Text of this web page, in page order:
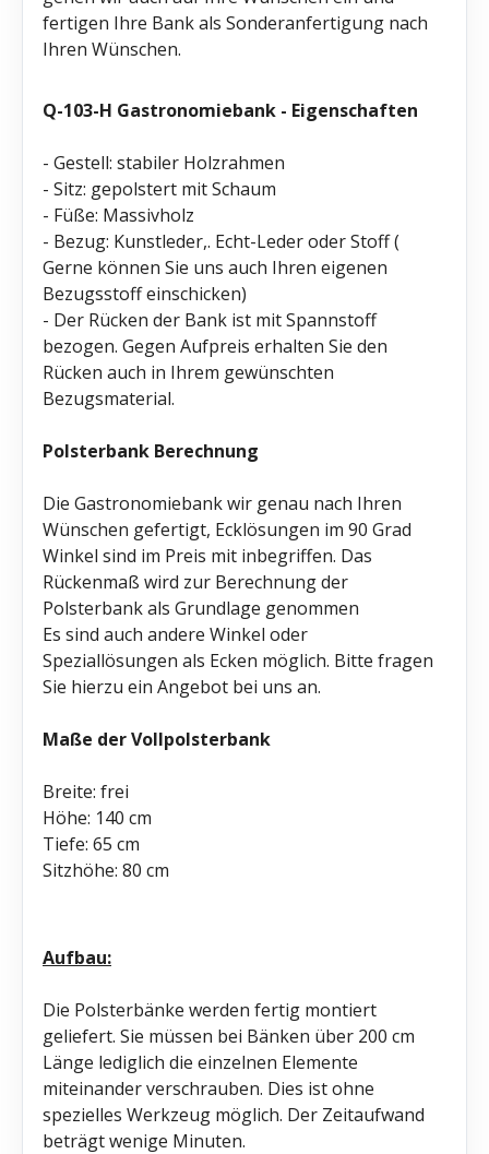
fertigen Ihre Bank als Sonderanfertigung nach
Ihren Wünschen.
Q-103-H Gastronomiebank - Eigenschaften
- Gestell: stabiler Holzrahmen
- Sitz: gepolstert mit Schaum
- Füße: Massivholz
- Bezug: Kunstleder,. Echt-Leder oder Stoff (
Gerne können Sie uns auch Ihren eigenen
Bezugsstoff einschicken)
- Der Rücken der Bank ist mit Spannstoff
bezogen. Gegen Aufpreis erhalten Sie den
Rücken auch in Ihrem gewünschten
Bezugsmaterial.
Polsterbank Berechnung
Die Gastronomiebank wir genau nach Ihren
Wünschen gefertigt, Ecklösungen im 90 Grad
Winkel sind im Preis mit inbegriffen. Das
Rückenmaß wird zur Berechnung der
Polsterbank als Grundlage genommen
Es sind auch andere Winkel oder
Speziallösungen als Ecken möglich. Bitte fragen
Sie hierzu ein Angebot bei uns an.
Maße der Vollpolsterbank
Breite: frei
Höhe: 140 cm
Tiefe: 65 cm
Sitzhöhe: 80 cm
Aufbau:
Die Polsterbänke werden fertig montiert
geliefert. Sie müssen bei Bänken über 200 cm
Länge lediglich die einzelnen Elemente
miteinander verschrauben. Dies ist ohne
spezielles Werkzeug möglich. Der Zeitaufwand
beträgt wenige Minuten.